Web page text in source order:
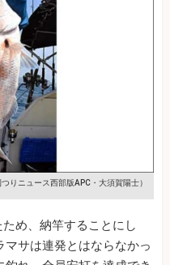
つりニュース西部版APC・大須賀陽士）
め、納竿することにし
サは連発とはならなかっ